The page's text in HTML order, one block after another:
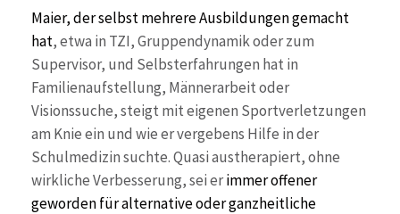
Maier, der selbst mehrere Ausbildungen gemacht
hat, etwa in TZI, Gruppendynamik oder zum
Supervisor, und Selbsterfahrungen hat in
Familienaufstellung, Männerarbeit oder
Visionssuche, steigt mit eigenen Sportverletzungen
am Knie ein und wie er vergebens Hilfe in der
Schulmedizin suchte. Quasi austherapiert, ohne
wirkliche Verbesserung, sei erimmer offener
geworden für alternative oder ganzheitliche